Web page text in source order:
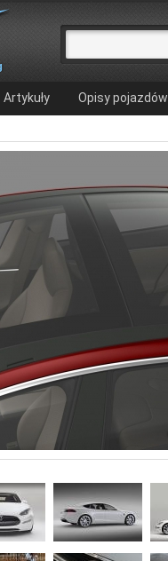
Artykuły Opisy pojazdów